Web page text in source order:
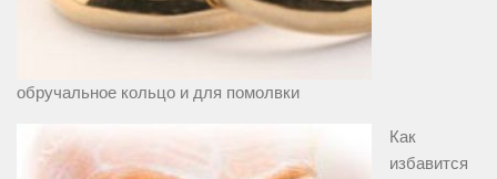
обручальное кольцо и для помолвки
Как
избавится